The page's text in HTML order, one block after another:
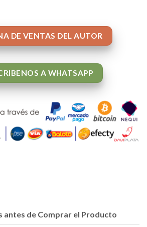
DE VENTAS DEL AUTOR
A WHATSAPP
antes de Comprar el Producto